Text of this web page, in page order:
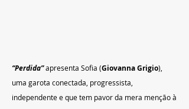
“Perdida”apresenta Sofia (Giovanna Grigio),
uma garota conectada, progressista,
independente e que tem pavor da mera menção à